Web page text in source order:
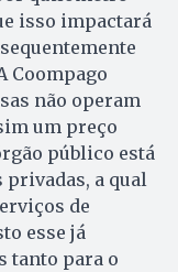
isso impactará
Coompago
não operam
um preço
público está
a qual
de
esse já
tanto para o